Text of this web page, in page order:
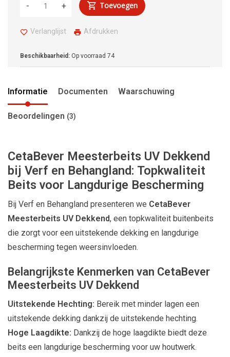
+
- Toevoegen
Verlanglijst Afdrukken
Beschikbaarheid: Op voorraad 74
Informatie Documenten Waarschuwing
Beoordelingen (3)
CetaBever Meesterbeits UV Dekkend
bij Verf en Behangland: Topkwaliteit
Beits voor Langdurige Bescherming
Bij Verf en Behangland presenteren we CetaBever
Meesterbeits UV Dekkend, een topkwaliteit buitenbeits
die zorgt voor een uitstekende dekking en langdurige
bescherming tegen weersinvloeden.
Belangrijkste Kenmerken van CetaBever
Meesterbeits UV Dekkend
Uitstekende Hechting: Bereik met minder lagen een
uitstekende dekking dankzij de uitstekende hechting.
Hoge Laagdikte: Dankzij de hoge laagdikte biedt deze
beits een langdurige bescherming voor uw houtwerk.